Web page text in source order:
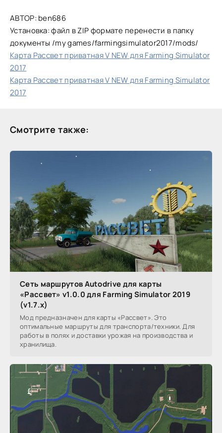
АВТОР: ben686
Установка: файл в ZIP формате перенести в папку
документы /my games/farmingsimulator2017/mods/
Карта Рассвет приватная V NEW для Farming Simulator
2017
Карта Рассвет приватная V NEW для Farming Simulator
2017
Смотрите также:
Сеть маршрутов Autodrive для карты
«Рассвет» v1.0.0 для Farming Simulator 2019
(v1.7.x)
Мод предназначен для карты «Рассвет». Это
оптимальные маршруты для транспорта/техники. Для
работы в полях и доставки урожая на производства и
хранилища.